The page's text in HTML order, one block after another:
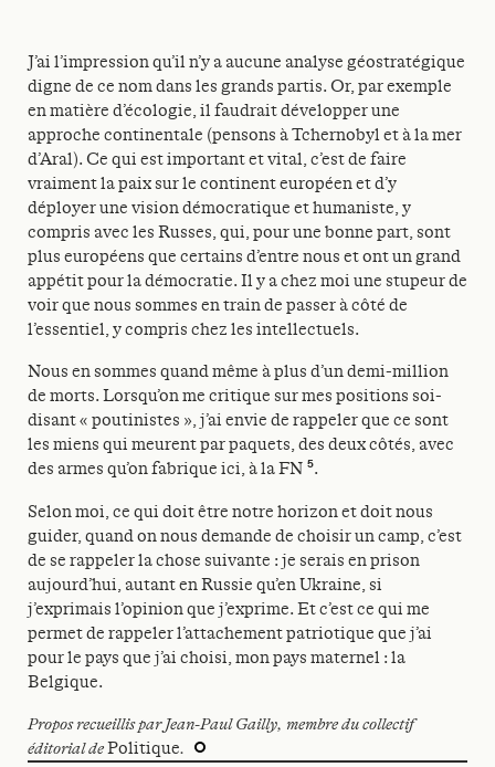
J’ai l’impression qu’il n’y a aucune analyse géostratégique
digne de ce nom dans les grands partis. Or, par exemple
en matière d’écologie, il faudrait développer une
approche continentale (pensons à Tchernobyl et à la mer
d’Aral). Ce qui est important et vital, c’est de faire
vraiment la paix sur le continent européen et d’y
déployer une vision démocratique et humaniste, y
compris avec les Russes, qui, pour une bonne part, sont
plus européens que certains d’entre nous et ont un grand
appétit pour la démocratie. Il y a chez moi une stupeur de
voir que nous sommes en train de passer à côté de
l’essentiel, y compris chez les intellectuels.
Nous en sommes quand même à plus d’un demi-million
de morts. Lorsqu’on me critique sur mes positions soi-
disant « poutinistes », j’ai envie de rappeler que ce sont
les miens qui meurent par paquets, des deux côtés, avec
des armes qu’on fabrique ici, à la FN 5.
Selon moi, ce qui doit être notre horizon et doit nous
guider, quand on nous demande de choisir un camp, c’est
de se rappeler la chose suivante : je serais en prison
aujourd’hui, autant en Russie qu’en Ukraine, si
j’exprimais l’opinion que j’exprime. Et c’est ce qui me
permet de rappeler l’attachement patriotique que j’ai
pour le pays que j’ai choisi, mon pays maternel : la
Belgique.
Propos recueillis par Jean-Paul Gailly, membre du collectif
éditorial dePolitique.